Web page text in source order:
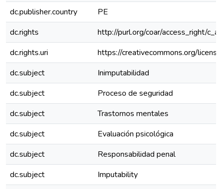
dc.publisher.country
PE
dc.rights
http://purl.org/coar/access_right/
dc.rights.uri
https://creativecommons.org/
dc.subject
Inimputabilidad
dc.subject
Proceso de seguridad
dc.subject
Trastornos mentales
dc.subject
Evaluación psicológica
dc.subject
Responsabilidad penal
dc.subject
Imputability